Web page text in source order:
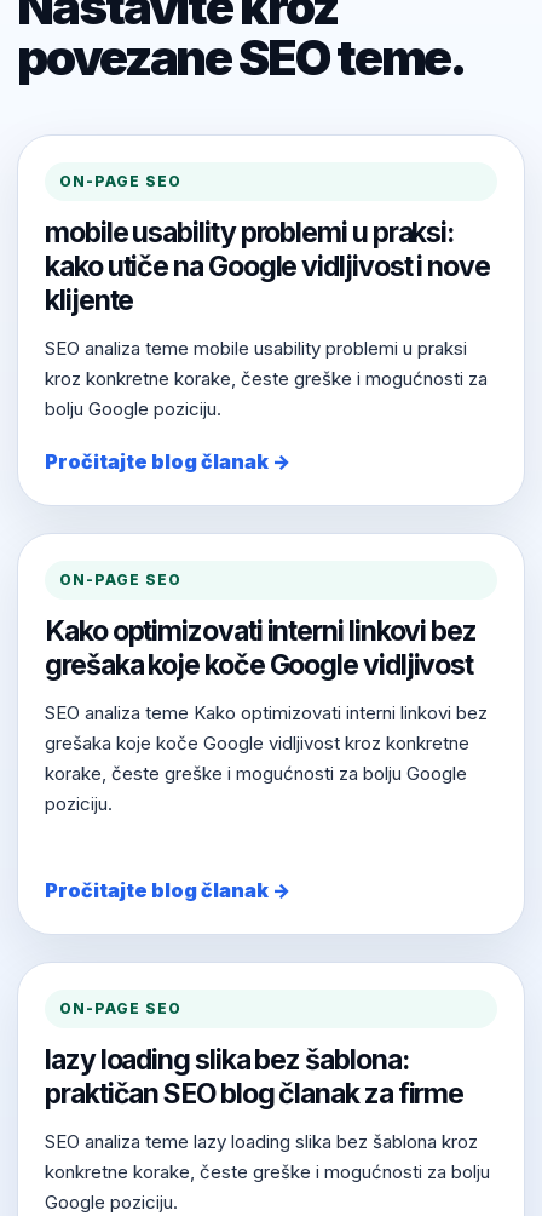
povezane SEO teme.
ON-PAGE SEO
mobile usability problemi u praksi:
kako utiče na Google vidljivost i nove
klijente
SEO analiza teme mobile usability problemi u praksi
kroz konkretne korake, česte greške i mogućnosti za
bolju Google poziciju.
Pročitajte blog članak →
ON-PAGE SEO
Kako optimizovati interni linkovi bez
grešaka koje koče Google vidljivost
SEO analiza teme Kako optimizovati interni linkovi bez
grešaka koje koče Google vidljivost kroz konkretne
korake, česte greške i mogućnosti za bolju Google
poziciju.
Pročitajte blog članak →
ON-PAGE SEO
lazy loading slika bez šablona:
praktičan SEO blog članak za firme
SEO analiza teme lazy loading slika bez šablona kroz
konkretne korake, česte greške i mogućnosti za bolju
Google poziciju.